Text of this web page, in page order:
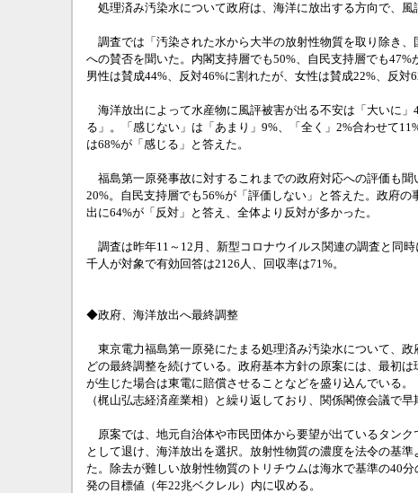
処理済み汚染水について政府は、海洋に放出する方向で、風
調査では「汚染された水から大半の放射性物質を取り除き
への賛否を聞いた。内閣支持層でも50%、自民支持層でも47%
男性は賛成44%、反対46%に割れたが、女性は賛成22%、反対
海洋放出によって水産物に風評被害が出る不安は「大いに」
る」。「感じない」は「あまり」9%、「全く」2%合わせて
は68%が「感じる」と答えた。
福島第一原発事故に対するこれまでの政府対応への評価も
20%。自民支持層でも56%が「評価しない」と答えた。政府
出に64%が「反対」と答え、全体より反対が多かった。
調査は昨年11～12月、新型コロナウイルス関連の調査と同
千人が対象で有効回答は2126人、回収率は71%。
◆政府、海洋放出へ最終調整
東京電力福島第一原発にたまる処理済み汚染水について、
どの最終調整を続けている。政府基本方針の原案には、最初
が生じた場合は東電に賠償させることなどを盛り込んでいる。
（梶山弘志経済産業相）と繰り返しており、関係閣僚会議で早
原案では、地元自治体や市民団体から要望が出ているタン
として退け、海洋放出を選択。放射性物質の濃度を法令の基
た。除去が難しい放射性物質のトリチウムは海水で基準の40
発の目標値（年22兆ベクレル）内に収める。